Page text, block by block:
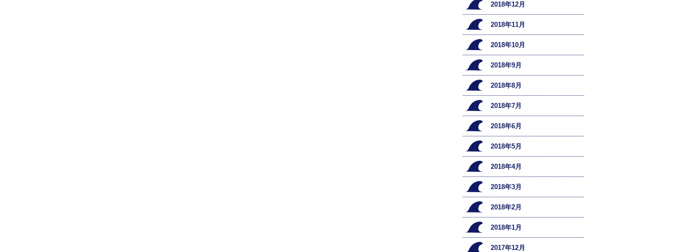
2018年12月
2018年11月
2018年10月
2018年9月
2018年8月
2018年7月
2018年6月
2018年5月
2018年4月
2018年3月
2018年2月
2018年1月
2017年12月